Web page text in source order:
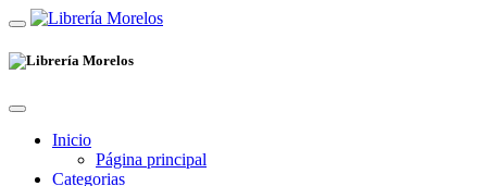
Inicio
Página principal
Categorias